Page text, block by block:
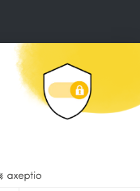
S'inscrire
nos bons